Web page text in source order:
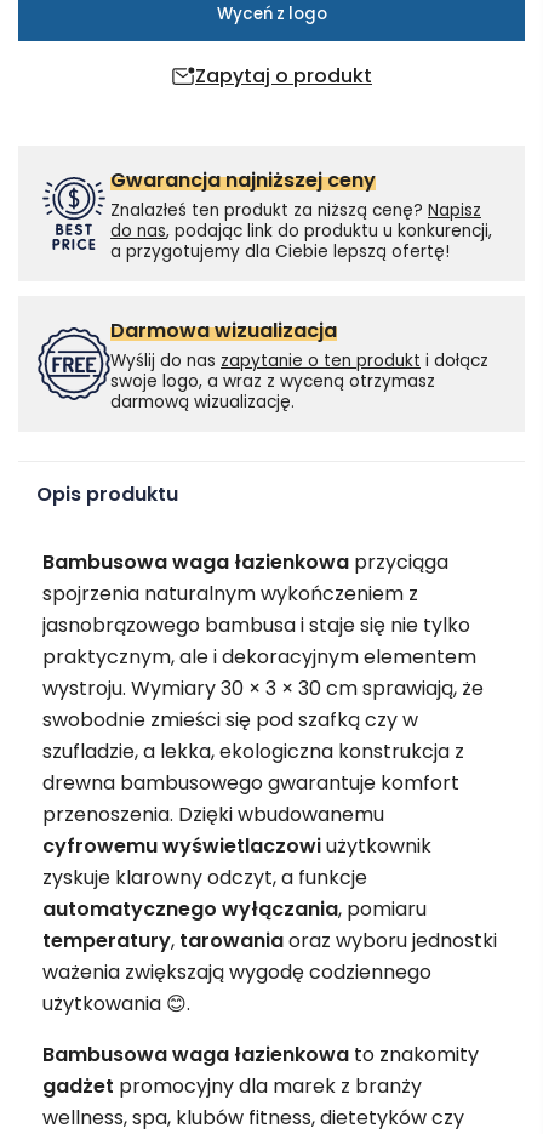
Zapytaj o produkt
Wyceń z logo
Gwarancja najniższej ceny
Znalazłeś ten produkt za niższą cenę? Napisz
do nas, podając link do produktu u konkurencji,
a przygotujemy dla Ciebie lepszą ofertę!
Darmowa wizualizacja
Wyślij do nas zapytanie o ten produkt i dołącz
swoje logo, a wraz z wyceną otrzymasz
darmową wizualizację.
Opis produktu
Bambusowa waga łazienkowa przyciąga
spojrzenia naturalnym wykończeniem z
jasnobrązowego bambusa i staje się nie tylko
praktycznym, ale i dekoracyjnym elementem
wystroju. Wymiary 30 × 3 × 30 cm sprawiają, że
swobodnie zmieści się pod szafką czy w
szufladzie, a lekka, ekologiczna konstrukcja z
drewna bambusowego gwarantuje komfort
przenoszenia. Dzięki wbudowanemu
cyfrowemu wyświetlaczowiużytkownik
zyskuje klarowny odczyt, a funkcje
automatycznego wyłączania, pomiaru
temperatury, tarowaniaoraz wyboru jednostki
ważenia zwiększają wygodę codziennego
użytkowania 😊.
Bambusowa waga łazienkowa to znakomity
gadżet promocyjny dla marek z branży
wellness, spa, klubów fitness, dietetyków czy